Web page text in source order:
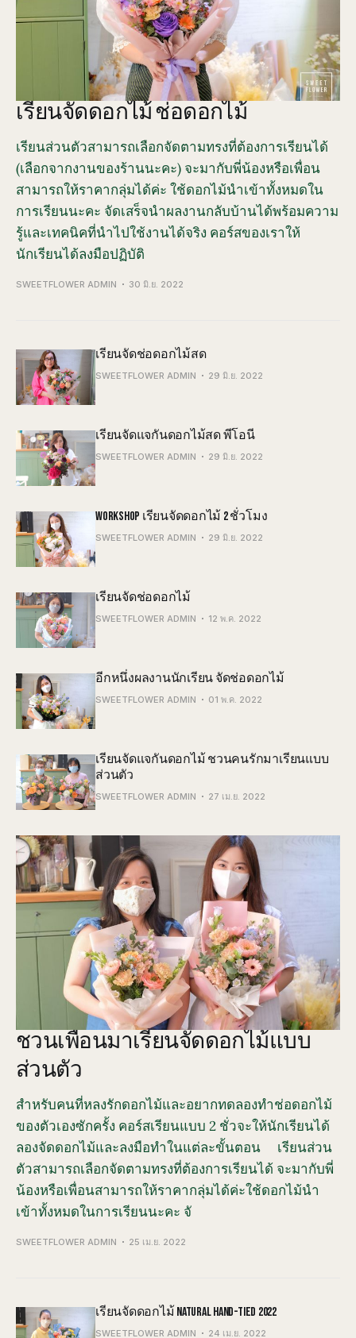
เรียนจัดดอกไม้ ช่อดอกไม้
เรียนส่วนตัวสามารถเลือกจัดตามทรงที่ต้องการเรียนได้
(เลือกจากงานของร้านนะคะ) จะมากับพี่น้องหรือเพื่อน
สามารถให้ราคากลุ่มได้ค่ะ ใช้ดอกไม้นำเข้าทั้งหมดใน
การเรียนนะคะ จัดเสร็จนำผลงานกลับบ้านได้พร้อมความ
รู้และเทคนิคที่นำไปใช้งานได้จริง คอร์สของเราให้
นักเรียนได้ลงมือปฏิบัติ
SWEETFLOWER ADMIN 30 มิ.ย. 2022
เรียนจัดช่อดอกไม้สด
SWEETFLOWER ADMIN 29 มิ.ย. 2022
เรียนจัดแจกันดอกไม้สด พีโอนี
SWEETFLOWER ADMIN 29 มิ.ย. 2022
WORKSHOP เรียนจัดดอกไม้ 2 ชั่วโมง
SWEETFLOWER ADMIN 29 มิ.ย. 2022
เรียนจัดช่อดอกไม้
SWEETFLOWER ADMIN 12 พ.ค. 2022
อีกหนึ่งผลงานนักเรียน จัดช่อดอกไม้
SWEETFLOWER ADMIN 01 พ.ค. 2022
เรียนจัดแจกันดอกไม้ ชวนคนรักมาเรียนแบบ
ส่วนตัว
SWEETFLOWER ADMIN 27 เม.ย. 2022
ชวนเพื่อนมาเรียนจัดดอกไม้แบบ
ส่วนตัว
สำหรับคนที่หลงรักดอกไม้และอยากทดลองทำช่อดอกไม้
ของตัวเองซักครั้ง คอร์สเรียนแบบ 2 ชั่วจะให้นักเรียนได้
ลองจัดดอกไม้และลงมือทำในแต่ละขั้นตอน เรียนส่วน
ตัวสามารถเลือกจัดตามทรงที่ต้องการเรียนได้ จะมากับพี่
น้องหรือเพื่อนสามารถให้ราคากลุ่มได้ค่ะใช้ดอกไม้นำ
เข้าทั้งหมดในการเรียนนะคะ จั
SWEETFLOWER ADMIN 25 เม.ย. 2022
เรียนจัดดอกไม้ NATURAL HAND-TIED 2022
SWEETFLOWER ADMIN 24 เม.ย. 2022